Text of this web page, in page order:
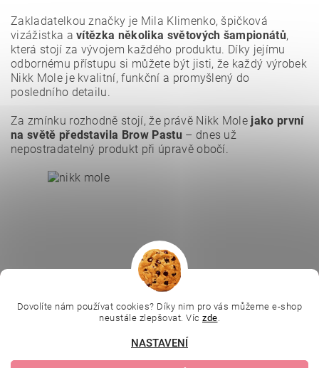
osobních údajů.
Zakladatelkou značky je Mila Klimenko, špičková
vizážistka avítězka několika světových šampionátů,
která stojí za vývojem každého produktu. Díky jejímu
odbornému přístupu si můžete být jisti, že každý výrobek
Nikk Mole je kvalitní, funkční a promyšlený do
posledního detailu.
Za zmínku rozhodně stojí, že právě Nikk Mole jako první
na světě představila Brow Pastu– dnes už
nepostradatelný produkt při úpravě obočí.
L.C.P. Paris |
Online kosmetické kurzy | Kozmetickyobchod.sk
Dovolíte nám používat cookies? Díky nim pro vás můžeme e-shop
neustále zlepšovat. Víc zde.
NASTAVENÍ